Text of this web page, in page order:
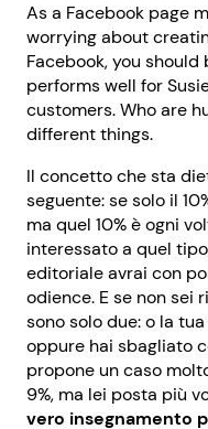
As a Facebook page
worrying about
Facebook, you
performs well for
customers. Who are
different things.
Il concetto che sta
seguente: se solo il
ma quel 10% è ogni
interessato a quel
editoriale avrai con
odience. E se non sei
sono solo due: o la
oppure hai sbagliato
propone un caso
9%, ma lei posta più
vero insegnamento